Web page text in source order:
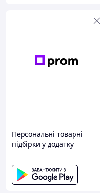
Персональні товарні
підбірки у додатку